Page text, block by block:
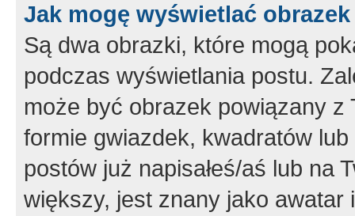
Jak mogę wyświetlać
Są dwa obrazki, które mogą
podczas wyświetlania postu.
może być obrazek powiązany z
formie gwiazdek, kwadratów
postów już napisałeś/aś lub na
większy, jest znany jako